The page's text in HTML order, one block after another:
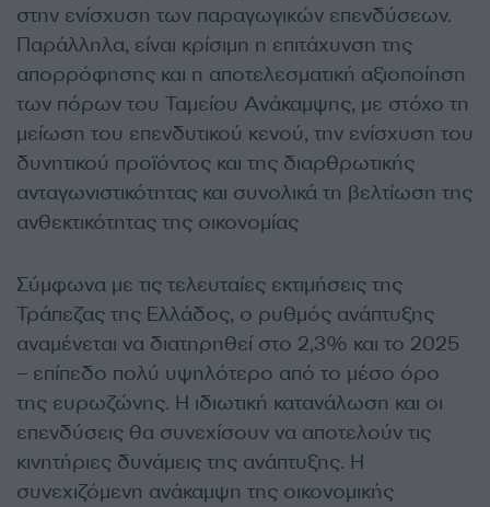
στην ενίσχυση των παραγωγικών επενδύσεων.
Παράλληλα, είναι κρίσιμη η επιτάχυνση της
απορρόφησης και η αποτελεσματική αξιοποίηση
των πόρων του Ταμείου Ανάκαμψης, με στόχο τη
μείωση του επενδυτικού κενού, την ενίσχυση του
δυνητικού προϊόντος και της διαρθρωτικής
ανταγωνιστικότητας και συνολικά τη βελτίωση της
ανθεκτικότητας της οικονομίας
Σύμφωνα με τις τελευταίες εκτιμήσεις της
Τράπεζας της Ελλάδος, ο ρυθμός ανάπτυξης
αναμένεται να διατηρηθεί στο 2,3% και το 2025
– επίπεδο πολύ υψηλότερο από το μέσο όρο
της ευρωζώνης. Η ιδιωτική κατανάλωση και οι
επενδύσεις θα συνεχίσουν να αποτελούν τις
κινητήριες δυνάμεις της ανάπτυξης. Η
συνεχιζόμενη ανάκαμψη της οικονομικής